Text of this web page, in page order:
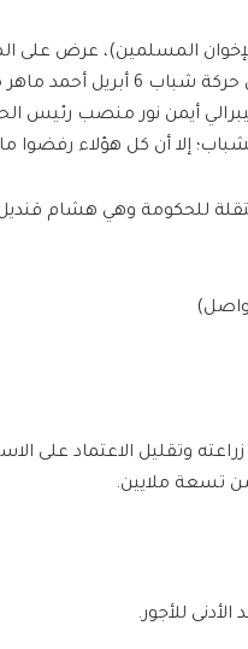
المسلمين)، عرض على
صباحي منصب نائب الرئيس، كما عرض
أيمن نور منصب رئيس
إلا أن كل هؤلاء رفضوا
للحكومة وهي هشام
وتقليل الاعتماد على
من تسعة ملايين.
للأجور.